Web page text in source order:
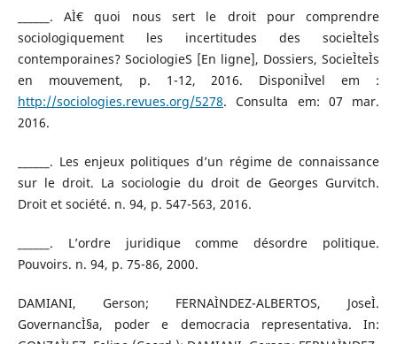
______. AÌ€ quoi nous sert le droit pour comprendre
sociologiquement les incertitudes des socieÌteÌs
contemporaines? SociologieS [En ligne], Dossiers, SocieÌteÌs
en mouvement, p. 1-12, 2016. DisponiÌvel em :
http://sociologies.revues.org/5278. Consulta em: 07 mar.
2016.
______. Les enjeux politiques d’un régime de connaissance
sur le droit. La sociologie du droit de Georges Gurvitch.
Droit et société. n. 94, p. 547-563, 2016.
______. L’ordre juridique comme désordre politique.
Pouvoirs. n. 94, p. 75-86, 2000.
DAMIANI, Gerson; FERNAÌNDEZ-ALBERTOS, JoseÌ.
GovernancÌ§a, poder e democracia representativa. In: